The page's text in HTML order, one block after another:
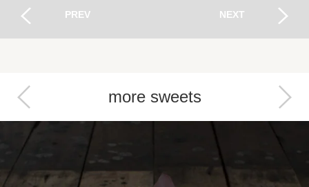
PREV NEXT
more sweets
Next